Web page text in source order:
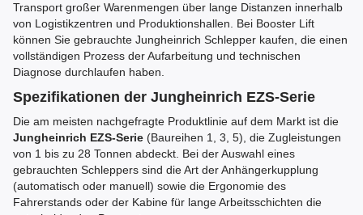
Transport großer Warenmengen über lange Distanzen innerhalb
von Logistikzentren und Produktionshallen. Bei Booster Lift
können Sie gebrauchte Jungheinrich Schlepper kaufen, die einen
vollständigen Prozess der Aufarbeitung und technischen
Diagnose durchlaufen haben.
Spezifikationen der Jungheinrich EZS-Serie
Die am meisten nachgefragte Produktlinie auf dem Markt ist die
Jungheinrich EZS-Serie (Baureihen 1, 3, 5), die Zugleistungen
von 1 bis zu 28 Tonnen abdeckt. Bei der Auswahl eines
gebrauchten Schleppers sind die Art der Anhängerkupplung
(automatisch oder manuell) sowie die Ergonomie des
Fahrerstands oder der Kabine für lange Arbeitsschichten die